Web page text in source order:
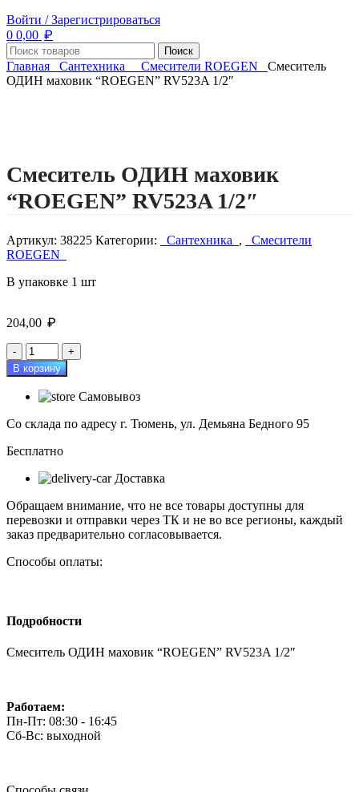
Войти / Зарегистрироваться
0 0,00 ₽
Поиск
Главная Сантехника Смесители ROEGEN Смеситель
ОДИН маховик “ROEGEN” RV523A 1/2″
Смеситель ОДИН маховик
“ROEGEN” RV523A 1/2″
Артикул: 38225 Категории: Сантехника ,
Смесители
ROEGEN
В упаковке 1 шт
204,00 ₽
Количество
товара
Смеситель
ОДИН
маховик
"ROEGEN"
1/2"
В корзину
Самовывоз
Со склада по адресу г. Тюмень, ул. Демьяна Бедного 95
Бесплатно
Доставка
Обращаем внимание, что не все товары доступны для
перевозки и отправки через ТК и не во все регионы, каждый
заказ предварительно согласовывается.
Способы оплаты:
Подробности
Смеситель ОДИН маховик “ROEGEN” RV523A 1/2″
Работаем:
Пн-Пт: 08:30 - 16:45
Сб-Вс: выходной